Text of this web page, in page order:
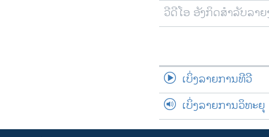
ວີດີໂອ ອັງກິດສຳລັບລາຍ
ເບິ່ງລາຍການທີວີ
ເບິ່ງລາຍການວິທະຍຸ